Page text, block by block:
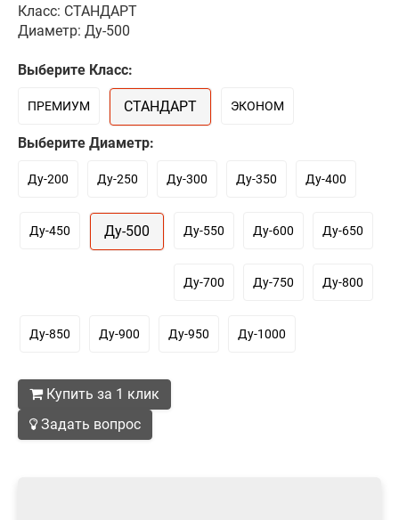
Класс: СТАНДАРТ
Диаметр: Ду-500
Выберите Класс:
ПРЕМИУМ СТАНДАРТ ЭКОНОМ
Выберите Диаметр:
Ду-200 Ду-250 Ду-300 Ду-350 Ду-400
Ду-450 Ду-500 Ду-550 Ду-600 Ду-650
Ду-700 Ду-750 Ду-800
Ду-850 Ду-900 Ду-950 Ду-1000
Купить за 1 клик
Задать вопрос